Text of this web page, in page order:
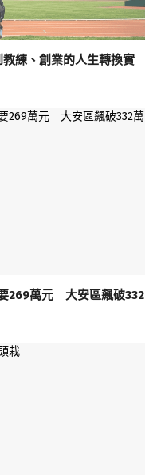
練、創業的人生轉換實
269萬元 大安區飆破332